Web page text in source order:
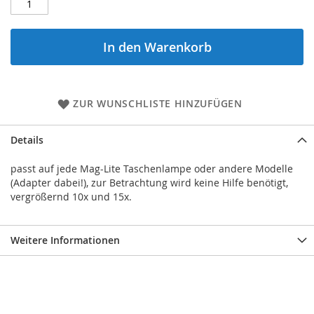
In den Warenkorb
ZUR WUNSCHLISTE HINZUFÜGEN
Details
passt auf jede Mag-Lite Taschenlampe oder andere Modelle
(Adapter dabei!), zur Betrachtung wird keine Hilfe benötigt,
vergrößernd 10x und 15x.
Weitere Informationen